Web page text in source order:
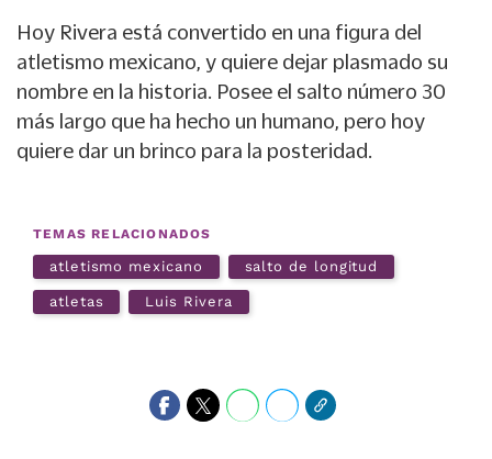
Hoy Rivera está convertido en una figura del
atletismo mexicano, y quiere dejar plasmado su
nombre en la historia. Posee el salto número 30
más largo que ha hecho un humano, pero hoy
quiere dar un brinco para la posteridad.
TEMAS RELACIONADOS
atletismo mexicano salto de longitud
atletas Luis Rivera